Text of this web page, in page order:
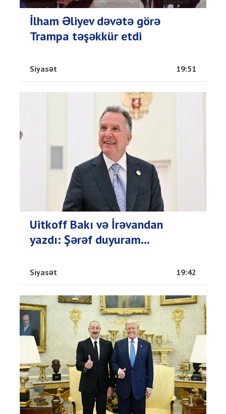
İlham Əliyev dəvətə görə
Trampa təşəkkür etdi
Siyasət 19:51
Uitkoff Bakı və İrəvandan
yazdı: Şərəf duyuram...
Siyasət 19:42